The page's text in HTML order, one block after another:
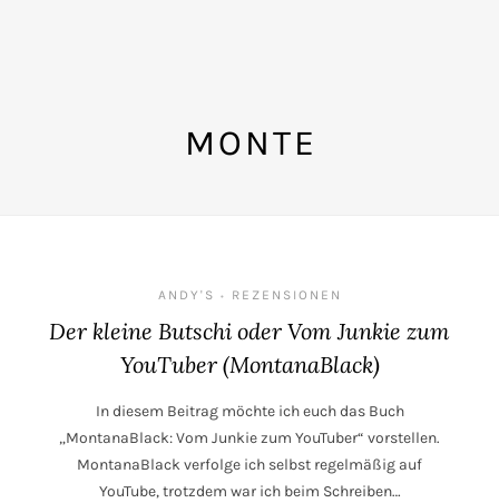
MONTE
ANDY'S • REZENSIONEN
Der kleine Butschi oder Vom Junkie zum
YouTuber (MontanaBlack)
In diesem Beitrag möchte ich euch das Buch
„MontanaBlack: Vom Junkie zum YouTuber“ vorstellen.
MontanaBlack verfolge ich selbst regelmäßig auf
YouTube, trotzdem war ich beim Schreiben…